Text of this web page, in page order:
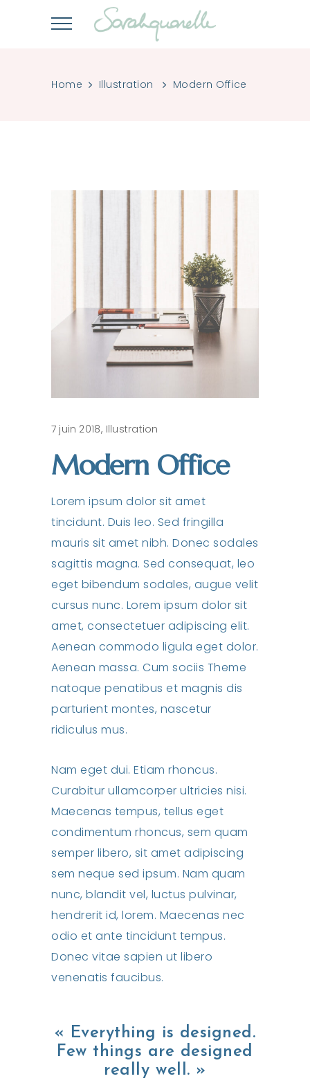
Home Illustration Modern Office
7 juin 2018 Illustration
Modern Office
Lorem ipsum dolor sit amet
tincidunt. Duis leo. Sed fringilla
mauris sit amet nibh. Donec sodales
sagittis magna. Sed consequat, leo
eget bibendum sodales, augue velit
cursus nunc. Lorem ipsum dolor sit
amet, consectetuer adipiscing elit.
Aenean commodo ligula eget dolor.
Aenean massa. Cum sociis Theme
natoque penatibus et magnis dis
parturient montes, nascetur
ridiculus mus.
Nam eget dui. Etiam rhoncus.
Curabitur ullamcorper ultricies nisi.
Maecenas tempus, tellus eget
condimentum rhoncus, sem quam
semper libero, sit amet adipiscing
sem neque sed ipsum. Nam quam
nunc, blandit vel, luctus pulvinar,
hendrerit id, lorem. Maecenas nec
odio et ante tincidunt tempus.
Donec vitae sapien ut libero
venenatis faucibus.
« Everything is designed.
Few things are designed
really well. »